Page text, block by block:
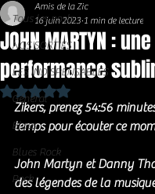
Tous les posts
NOS SORTIES
LES INDISPENSABLES
Général
Blues
Blues Rock
Rock
JOHN MARTYN : une
performance
Amis de la Zic
16 juin 2023 1 min de lecture
Noté NaN étoiles sur 5.
Zikers, prenez 54:56
temps pour écouter ce
John Martyn et Danny
des légendes de la